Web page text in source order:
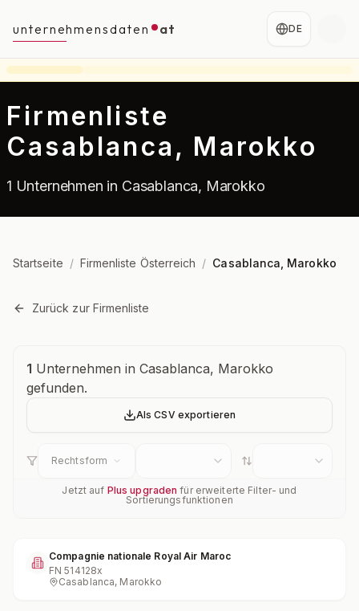
unternehmensdaten at DE
Firmenliste
Casablanca, Marokko
1 Unternehmen in Casablanca, Marokko
Startseite / Firmenliste Österreich / Casablanca, Marokko
Zurück zur Firmenliste
Unternehmensübersicht
1 Unternehmen in Casablanca, Marokko
gefunden.
Als CSV exportieren
Rechtsform
Jetzt auf Plus upgraden für erweiterte Filter- und
Sortierungsfunktionen
Compagnie nationale Royal Air Maroc
FN514128x
Casablanca, Marokko